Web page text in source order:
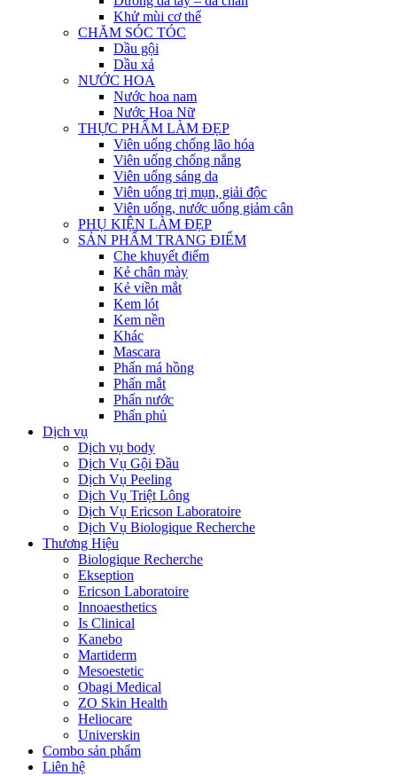
Khử mùi cơ thể
CHĂM SÓC TÓC
Dầu gội
Dầu xả
NƯỚC HOA
Nước hoa nam
Nước Hoa Nữ
THỰC PHẨM LÀM ĐẸP
Viên uống chống lão hóa
Viên uống chống nắng
Viên uống sáng da
Viên uống trị mụn, giải độc
Viên uống, nước uống giảm cân
PHỤ KIỆN LÀM ĐẸP
SẢN PHẨM TRANG ĐIỂM
Che khuyết điểm
Kẻ chân mày
Kẻ viền mắt
Kem lót
Kem nền
Khác
Mascara
Phấn má hồng
Phấn mắt
Phấn nước
Phấn phủ
Dịch vụ
Dịch vụ body
Dịch Vụ Gội Đầu
Dịch Vụ Peeling
Dịch Vụ Triệt Lông
Dịch Vụ Ericson Laboratoire
Dịch Vụ Biologique Recherche
Thương Hiệu
Biologique Recherche
Ekseption
Ericson Laboratoire
Innoaesthetics
Is Clinical
Kanebo
Martiderm
Mesoestetic
Obagi Medical
ZO Skin Health
Heliocare
Universkin
Combo sản phẩm
Liên hệ